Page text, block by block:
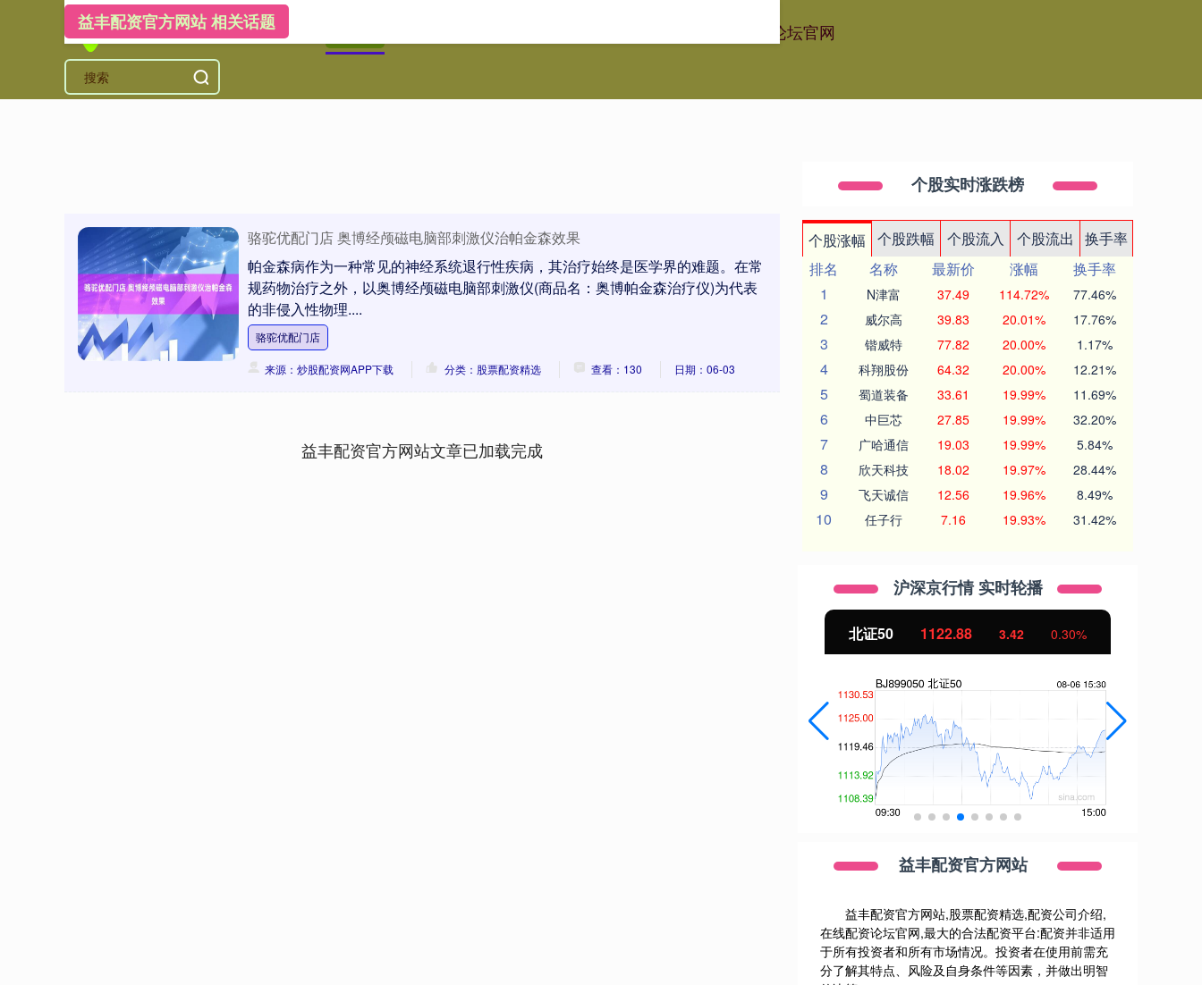
在线配资论坛官网
益丰配资官方网站 相关话题
骆驼优配门店 奥博经颅磁电脑部刺激仪治帕金森效果
帕金森病作为一种常见的神经系统退行性疾病，其治疗始终是医学界的难题。在常
规药物治疗之外，以奥博经颅磁电脑部刺激仪(商品名：奥博帕金森治疗仪)为代表
的非侵入性物理....
骆驼优配门店
来源：炒股配资网APP下载 分类：股票配资精选 查看：130 日期：06-03
益丰配资官方网站文章已加载完成
个股实时涨跌榜
个股涨幅 个股跌幅 个股流入 个股流出
换手率
排名
名称 最新价 涨幅
换手率
1
N津富 37.49 114.72% 77.46%
2 威尔高 39.83 20.01% 17.76%
3 锴威特 77.82 20.00% 1.17%
4 科翔股份 64.32 20.00% 12.21%
5 蜀道装备 33.61 19.99% 11.69%
6 中巨芯 27.85 19.99% 32.20%
7 广哈通信 19.03 19.99% 5.84%
8 欣天科技 18.02 19.97% 28.44%
9 飞天诚信 12.56 19.96% 8.49%
10 任子行 7.16 19.93% 31.42%
沪深京行情 实时轮播
北证50 1122.88 3.42 0.30%
益丰配资官方网站
益丰配资官方网站,股票配资精选,配资公司介绍,
在线配资论坛官网,最大的合法配资平台:配资并非适用
于所有投资者和所有市场情况。投资者在使用前需充
分了解其特点、风险及自身条件等因素，并做出明智